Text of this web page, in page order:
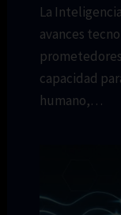
La
avances
capacidad
humano,…